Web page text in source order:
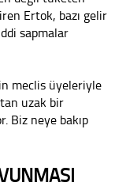
Ertok, bazı gelir
sapmalar
meclis üyeleriyle
uzak bir
Biz neye bakıp